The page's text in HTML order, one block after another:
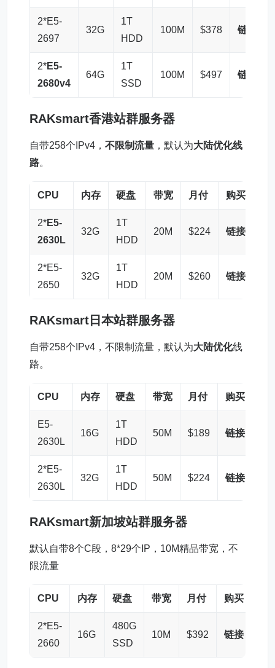
2*E5-
2697
32G
1T
HDD
100M $378 链接
2*E5-
2680v4
64G
1T
SSD
100M $497 链接
RAKsmart香港站群服务器
自带258个IPv4， 不限制流量 ，默认为大陆优化线
路。
CPU 内存 硬盘 带宽 月付 购买
2*E5-
2630L
32G
1T
HDD
20M $224 链接
2*E5-
2650
32G
1T
HDD
20M $260 链接
RAKsmart 日本站群服务器
自带258个IPv4，不限制流量，默认为大陆优化线
路。
CPU 内存 硬盘 带宽 月付 购买
E5-
2630L
16G
1T
HDD
50M $189 链接
2*E5-
2630L
32G
1T
HDD
50M $224 链接
RAKsmart新加坡站群服务器
默认自带8个C段，8*29个IP，10M精品带宽，不
限流量
CPU 内存 硬盘 带宽 月付 购买
2*E5-
2660
16G
480G
SSD
10M $392 链接